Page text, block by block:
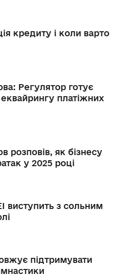
кредиту і коли варто
Регулятор готує
платіжних
розповів, як бізнесу
у 2025 році
виступить з сольним
підтримувати